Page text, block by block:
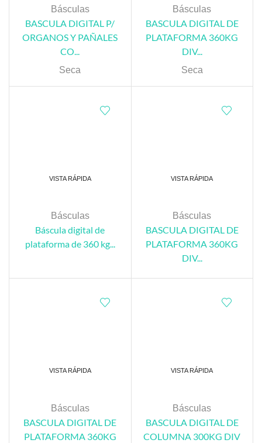
Básculas
BASCULA DIGITAL P/
ORGANOS Y PAÑALES
CO...
Seca
Básculas
BASCULA DIGITAL DE
PLATAFORMA 360KG
DIV...
Seca
VISTA RÁPIDA
Básculas
Báscula digital de
plataforma de 360 kg...
VISTA RÁPIDA
Básculas
BASCULA DIGITAL DE
PLATAFORMA 360KG
DIV...
VISTA RÁPIDA
Básculas
BASCULA DIGITAL DE
PLATAFORMA 360KG
VISTA RÁPIDA
Básculas
BASCULA DIGITAL DE
COLUMNA 300KG DIV